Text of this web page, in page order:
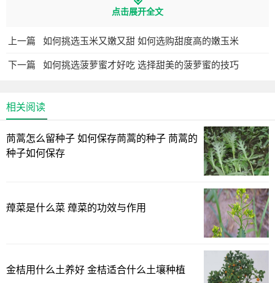
形状、表皮、重量、气味等方面入手，选择形状偏圆、果色
人参果一般是分为圆形和长形两种的，圆形的人参果，表
面颜色偏黄色，果肉之中的水分含量足，吃起来嫩爽多汁，
口感比长形的会更好一些，长形的有股鱼腥味。
成熟的人参果表面是金黄色的，摸起来也是十分光滑，上
面还有紫色的条纹，色泽鲜亮，汁多肉甜，但是放久了的
新鲜的人参果闻起来是有一种果香的，味道比较淡，感觉
点击展开全文
上一篇 如何挑选玉米又嫩又甜 如何选购甜度高的嫩玉米
下一篇 如何挑选菠萝蜜才好吃 选择甜美的菠萝蜜的技巧
相关阅读
茼蒿怎么留种子 如何保存茼蒿的种子 茼蒿的
种子如何保存
蔊菜是什么菜 蔊菜的功效与作用
金桔用什么土养好 金桔适合什么土壤种植